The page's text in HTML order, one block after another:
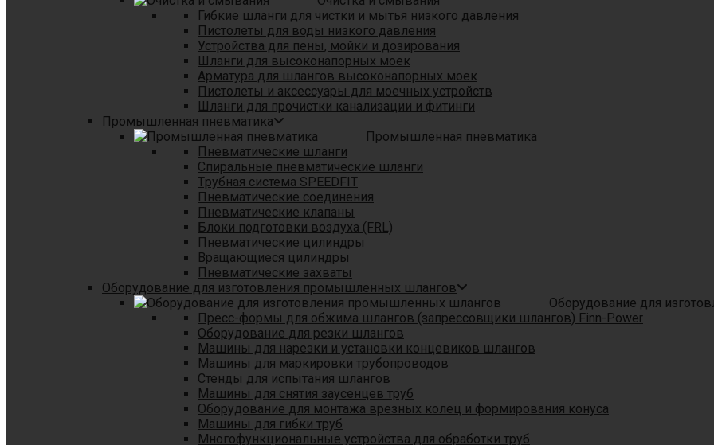
Гибкие шланги для чистки и мытья низкого давления
Пистолеты для воды низкого давления
Устройства для пены, мойки и дозирования
Шланги для высоконапорных моек
Арматура для шлангов высоконапорных моек
Пистолеты и аксессуары для моечных устройств
Шланги для прочистки канализации и фитинги
Промышленная пневматика
Промышленная пневматика
Пневматические шланги
Спиральные пневматические шланги
Tрубная система SPEEDFIT
Пневматические соединения
Пневматические клапаны
Блоки подготовки воздуха (FRL)
Пневматические цилиндры
Вращающиеся цилиндры
Пневматические захваты
Оборудование для изготовления промышленных шлангов
Оборудование для
Пресс-формы для обжима шлангов (запрессовщики шлангов) Finn-Power
Оборудование для резки шлангов
Машины для нарезки и установки концевиков шлангов
Машины для маркировки трубопроводов
Стенды для испытания шлангов
Машины для снятия заусенцев труб
Оборудование для монтажа врезных колец и формирования конуса
Машины для гибки труб
Многофункциональные устройства для обработки труб